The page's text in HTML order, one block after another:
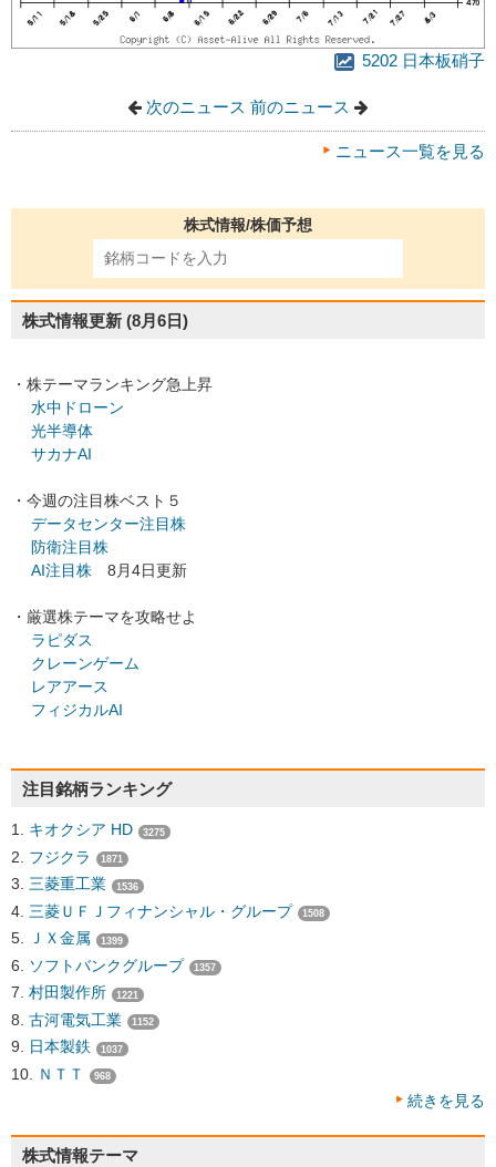
5202 日本板硝子
次のニュース 前のニュース
ニュース一覧を見る
株式情報/株価予想
株式情報更新 (8月6日)
・株テーマランキング急上昇
水中ドローン
光半導体
サカナAI
・今週の注目株ベスト５
データセンター注目株
防衛注目株
AI注目株 8月4日更新
・厳選株テーマを攻略せよ
ラピダス
クレーンゲーム
レアアース
フィジカルAI
注目銘柄ランキング
キオクシア HD 3275
フジクラ 1871
三菱重工業 1536
三菱ＵＦＪフィナンシャル・グループ 1508
ＪＸ金属 1399
ソフトバンクグループ 1357
村田製作所 1221
古河電気工業 1152
日本製鉄 1037
ＮＴＴ 968
続きを見る
株式情報テーマ